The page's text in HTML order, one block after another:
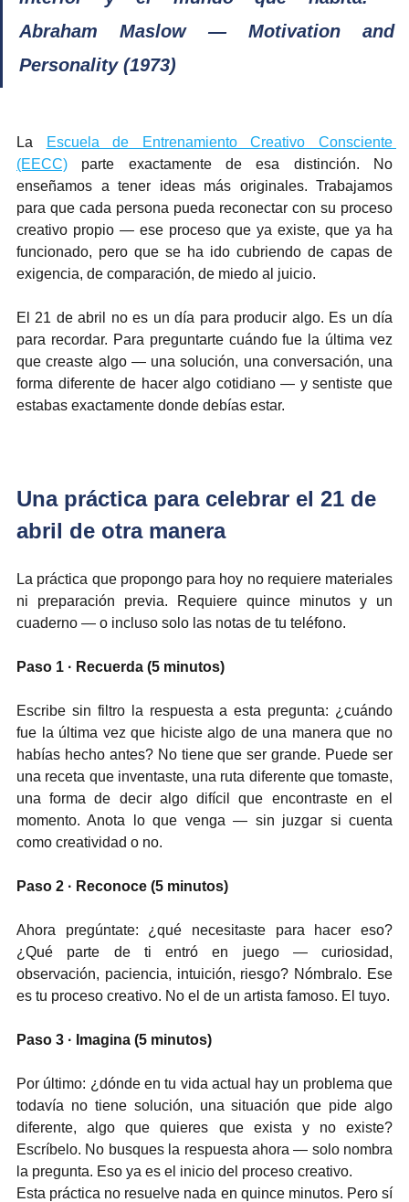
Abraham Maslow — Motivation and
Personality (1973)
La
Escuela de Entrenamiento Creativo Consciente
(EECC) parte exactamente de esa distinción. No
enseñamos a tener ideas más originales. Trabajamos
para que cada persona pueda reconectar con su proceso
creativo propio — ese proceso que ya existe, que ya ha
funcionado, pero que se ha ido cubriendo de capas de
exigencia, de comparación, de miedo al juicio.
El 21 de abril no es un día para producir algo. Es un día
para recordar. Para preguntarte cuándo fue la última vez
que creaste algo — una solución, una conversación, una
forma diferente de hacer algo cotidiano — y sentiste que
estabas exactamente donde debías estar.
Una práctica para celebrar el 21 de
abril de otra manera
La práctica que propongo para hoy no requiere materiales
ni preparación previa. Requiere quince minutos y un
cuaderno — o incluso solo las notas de tu teléfono.
Paso 1 · Recuerda (5 minutos)
Escribe sin filtro la respuesta a esta pregunta: ¿cuándo
fue la última vez que hiciste algo de una manera que no
habías hecho antes? No tiene que ser grande. Puede ser
una receta que inventaste, una ruta diferente que tomaste,
una forma de decir algo difícil que encontraste en el
momento. Anota lo que venga — sin juzgar si cuenta
como creatividad o no.
Paso 2 · Reconoce (5 minutos)
Ahora pregúntate: ¿qué necesitaste para hacer eso?
¿Qué parte de ti entró en juego — curiosidad,
observación, paciencia, intuición, riesgo? Nómbralo. Ese
es tu proceso creativo. No el de un artista famoso. El tuyo.
Paso 3 · Imagina (5 minutos)
Por último: ¿dónde en tu vida actual hay un problema que
todavía no tiene solución, una situación que pide algo
diferente, algo que quieres que exista y no existe?
Escríbelo. No busques la respuesta ahora — solo nombra
la pregunta. Eso ya es el inicio del proceso creativo.
Esta práctica no resuelve nada en quince minutos. Pero sí